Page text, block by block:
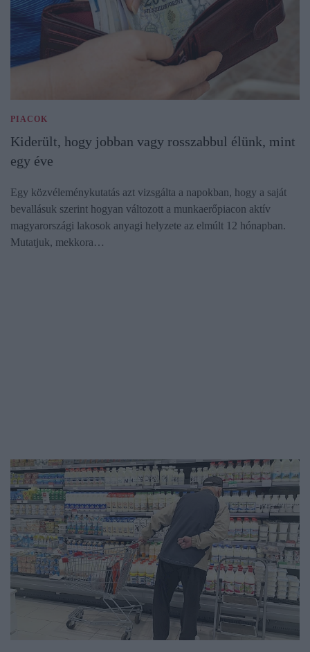
PIACOK
Kiderült, hogy jobban vagy rosszabbul élünk, mint
egy éve
Egy közvéleménykutatás azt vizsgálta a napokban, hogy a saját
bevallásuk szerint hogyan változott a munkaerőpiacon aktív
magyarországi lakosok anyagi helyzete az elmúlt 12 hónapban.
Mutatjuk, mekkora…